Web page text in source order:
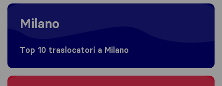
Moving to Milano
Milano
Top 10 traslocatori a Milano
Moving to Torino